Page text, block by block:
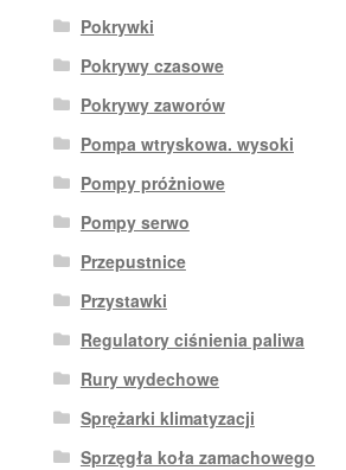
Pokrywki
Pokrywy czasowe
Pokrywy zaworów
Pompa wtryskowa. wysoki
Pompy próżniowe
Pompy serwo
Przepustnice
Przystawki
Regulatory ciśnienia paliwa
Rury wydechowe
Sprężarki klimatyzacji
Sprzęgła koła zamachowego